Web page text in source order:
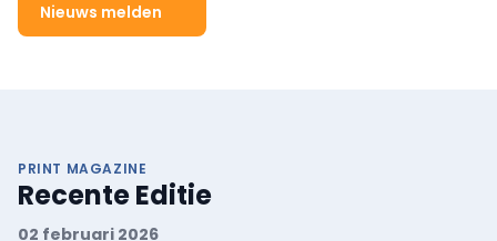
Nieuws melden
PRINT MAGAZINE
Recente Editie
02 februari 2026